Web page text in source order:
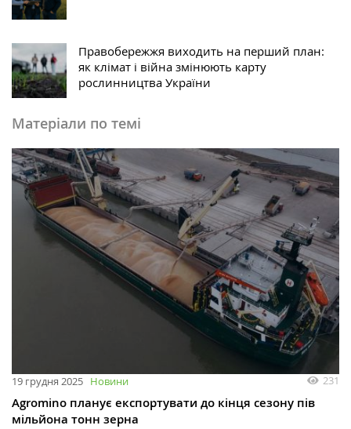
Правобережжя виходить на перший план:
як клімат і війна змінюють карту
рослинництва України
Матеріали по темі
19 грудня 2025 Новини 231
Agromino планує експортувати до кінця сезону пів
мільйона тонн зерна